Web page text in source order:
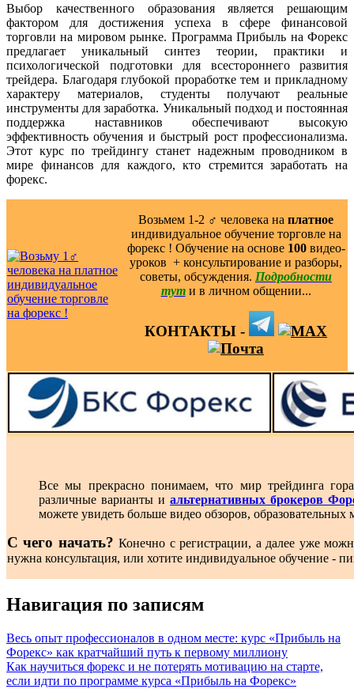
Выбор качественного образования является решающим
фактором для достижения успеха в сфере финансовой
торговли на мировом рынке. Программа Прибыль на Форекс
предлагает уникальный синтез теории, практики и
психологической подготовки для всестороннего развития
трейдера. Благодаря глубокой проработке тем и прикладному
характеру материалов, студенты получают реальные
инструменты для заработка. Уникальный подход и постоянная
поддержка наставников обеспечивают высокую
эффективность обучения и быстрый рост профессионализма.
Этот курс по трейдингу станет надежным проводником в
мире финансов для каждого, кто стремится заработать на
форекс.
Возьмем 1-2 ‍♂️ человека на платное
индивидуальное обучение торговле на
форекс ! Обучение на основе 100видео-
уроков ️ + консультирование и разборы,
советы, обсуждения. Подробности
тут и в личном общении...
КОНТАКТЫ -
Все мы прекрасно понимаем, что мир трейдинга
различные варианты и альтернативных брокеров
можете увидеть больше видео обзоров, образовательных
С чего начать?Конечно с регистрации, а далее уже
нужна консультация, или хотите индивидуальное обучение -
Навигация по записям
Весь опыт профессионалов в одном месте: курс «Прибыль на
Форекс» как кратчайший путь к первому миллиону
Как научиться форекс и не потерять мотивацию на старте,
если идти по программе курса «Прибыль на Форекс»